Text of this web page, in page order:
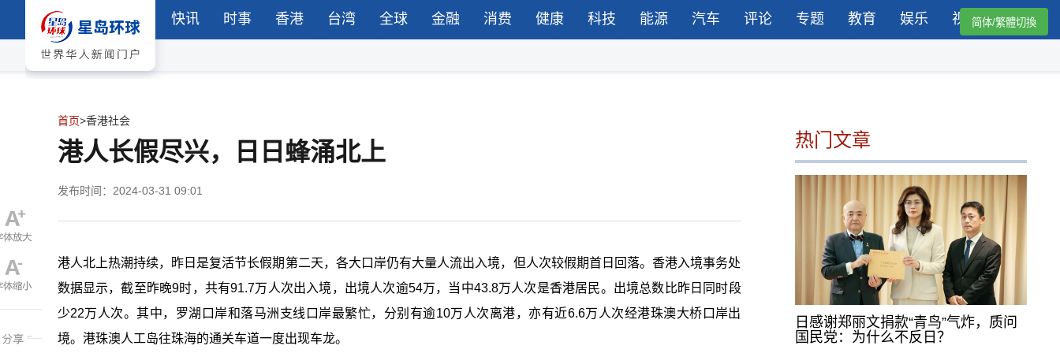
快讯 时事 香港 台湾 全球 金融 消费 健康 科技 能源 汽车 评论 专题 教育 娱乐 视频简体/繁體切換
首页>香港社会
港人长假尽兴，日日蜂涌北上
发布时间：2024-03-31 09:01
港人北上热潮持续，昨日是复活节长假期第二天，各大口岸仍有大量人流出入境，但人次较假期首日回落。香港入境事务处
数据显示，截至昨晚9时，共有91.7万人次出入境，出境人次逾54万，当中43.8万人次是香港居民。出境总数比昨日同时段
少22万人次。其中，罗湖口岸和落马洲支线口岸最繁忙，分别有逾10万人次离港，亦有近6.6万人次经港珠澳大桥口岸出
境。港珠澳人工岛往珠海的通关车道一度出现车龙。
热门文章
日感谢郑丽文捐款“青鸟”气炸，质问
国民党：为什么不反日？